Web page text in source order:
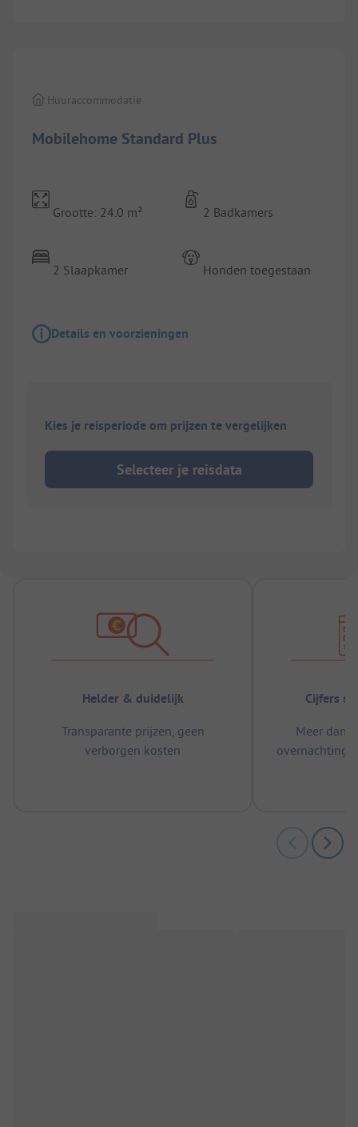
Mobilehome Standard Plus
Huuraccommodatie
Grootte: 24.0 m²
2 Slaapkamer
2 Badkamers
Honden toegestaan
Details en voorzieningen
Kies je reisperiode om prijzen te vergelijken
Selecteer je reisdata
Helder & duidelijk
Transparante prijzen, geen
verborgen kosten
Cijfers
Meer dan